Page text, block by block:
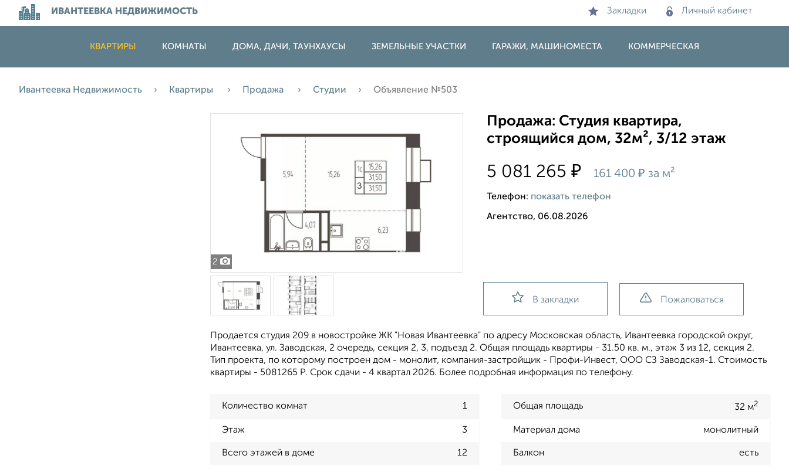
ИВАНТЕЕВКА НЕДВИЖИМОСТЬ Закладки Личный кабинет
КВАРТИРЫ КОМНАТЫ ДОМА, ДАЧИ, ТАУНХАУСЫ ЗЕМЕЛЬНЫЕ УЧАСТКИ ГАРАЖИ, МАШИНОМЕСТА КОММЕРЧЕСКАЯ
Ивантеевка Недвижимость Квартиры Продажа Студии Объявление №503
2
Продажа: Студия квартира,
строящийся дом, 32м², 3/12 этаж
5 081 265₽ 161 400₽ за м²
Телефон: показать телефон
Агентство, 06.08.2026
В закладки Пожаловаться
Продается студия 209 в новостройке ЖК "Новая Ивантеевка" по адресу Московская область, Ивантеевка городской округ,
Ивантеевка, ул. Заводская, 2 очередь, секция 2, 3, подъезд 2. Общая площадь квартиры - 31.50 кв. м., этаж 3 из 12, секция 2.
Тип проекта, по которому построен дом - монолит, компания-застройщик - Профи-Инвест, ООО СЗ Заводская-1. Стоимость
квартиры - 5081265 Р. Срок сдачи - 4 квартал 2026. Более подробная информация по телефону.
Количество комнат 1 Общая площадь 32 м2
Этаж 3 Материал дома монолитный
Всего этажей в доме 12 Балкон есть